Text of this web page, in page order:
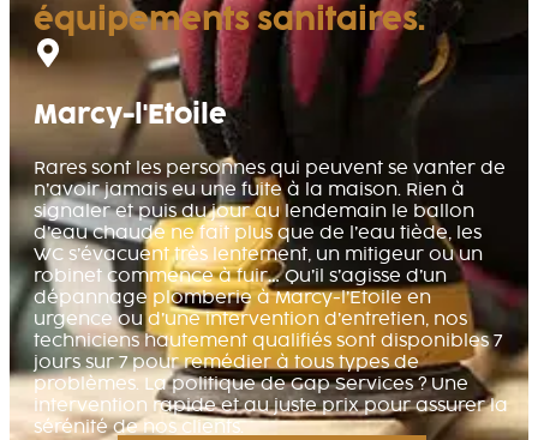
équipements sanitaires.
Marcy-l'Etoile
Rares sont les personnes qui peuvent se vanter de
n’avoir jamais eu une fuite à la maison. Rien à
signaler et puis du jour au lendemain le ballon
d’eau chaude ne fait plus que de l’eau tiède, les
WC s’évacuent très lentement, un mitigeur ou un
robinet commence à fuir… Qu’il s’agisse d’un
dépannage plomberie à Marcy-l’Etoile en
urgence ou d’une intervention d’entretien, nos
techniciens hautement qualifiés sont disponibles 7
jours sur 7 pour remédier à tous types de
problèmes. La politique de Gap Services ? Une
intervention rapide et au juste prix pour assurer la
sérénité de nos clients.